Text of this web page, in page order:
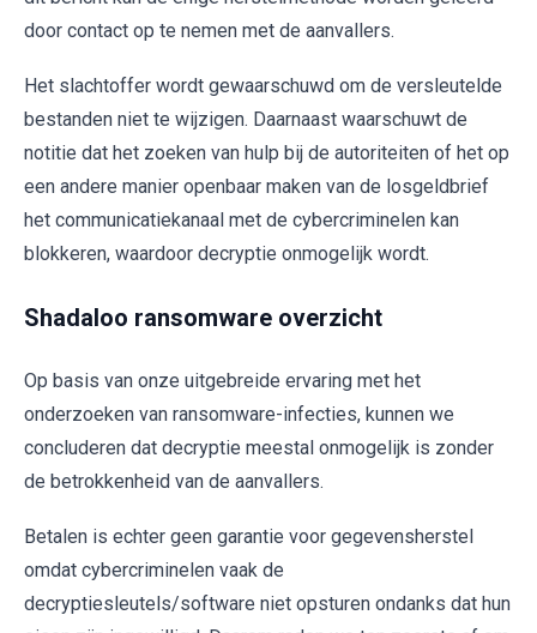
door contact op te nemen met de aanvallers.
Het slachtoffer wordt gewaarschuwd om de versleutelde
bestanden niet te wijzigen. Daarnaast waarschuwt de
notitie dat het zoeken van hulp bij de autoriteiten of het op
een andere manier openbaar maken van de losgeldbrief
het communicatiekanaal met de cybercriminelen kan
blokkeren, waardoor decryptie onmogelijk wordt.
Shadaloo ransomware overzicht
Op basis van onze uitgebreide ervaring met het
onderzoeken van ransomware-infecties, kunnen we
concluderen dat decryptie meestal onmogelijk is zonder
de betrokkenheid van de aanvallers.
Betalen is echter geen garantie voor gegevensherstel
omdat cybercriminelen vaak de
decryptiesleutels/software niet opsturen ondanks dat hun